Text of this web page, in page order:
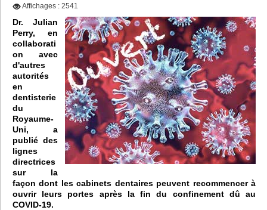
Affichages : 2541
Dr. Julian
Perry, en
collaborati
on avec
d'autres
autorités
en
dentisterie
du
Royaume-
Uni, a
publié des
lignes
directrices
sur la
façon dont les cabinets dentaires peuvent recommencer à
ouvrir leurs portes après la fin du confinement dû au
COVID-19.